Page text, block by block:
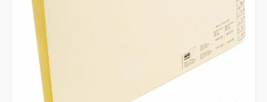
Natronkarton (320 g/m²) Integrierte stufenlos
verstellbare Dehnfunktion im Mappenboden Bewegliche
Kunststoffschlauchheftung für optimales Zwischenheften
und Kopieren direkt aus der Mappe Alphanumerische
Ordnungsleiste zum schnellen Auffinden der Mappe
Seitenklappen halten die Unterlagen sicher an ihrem
Platz Fassungsvermögen für bis zu 300 Blatt Papier
Perfekte Ergänzung zur Aufbewahrung in einer
Ordnungsbox